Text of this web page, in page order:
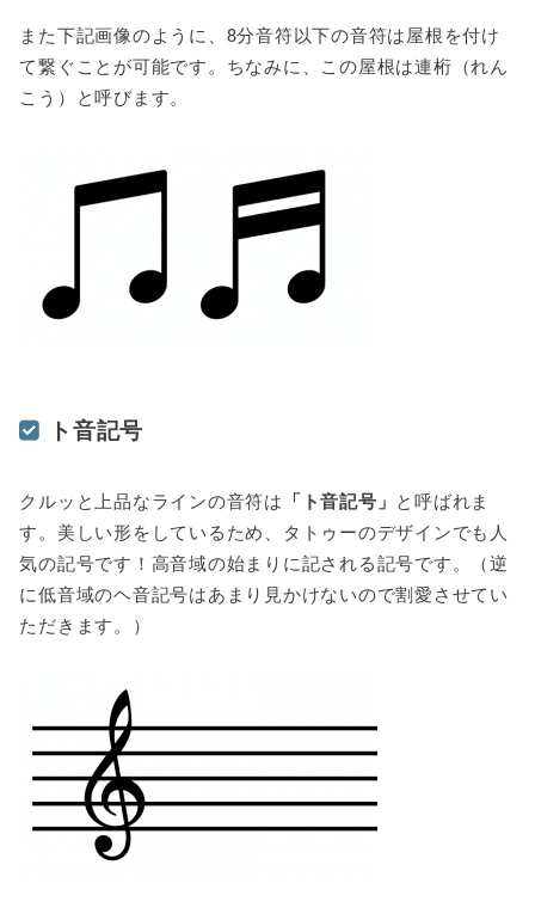
また下記画像のように、8分音符以下の音符は屋根を付け
て繋ぐことが可能です。ちなみに、この屋根は連桁（れん
こう）と呼びます。
ト音記号
クルッと上品なラインの音符は 「ト音記号」 と呼ばれま
す。美しい形をしているため、タトゥーのデザインでも人
気の記号です！高音域の始まりに記される記号です。（逆
に低音域のヘ音記号はあまり見かけないので割愛させてい
ただきます。）